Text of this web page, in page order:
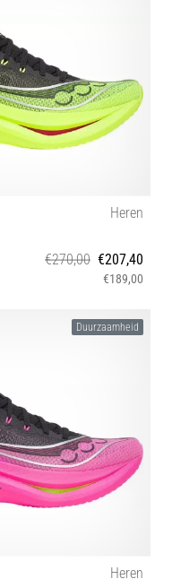
Heren
€270,00 €207,40
€189,00
44½ 45 46 46½ 47Duurzaamheid
Heren